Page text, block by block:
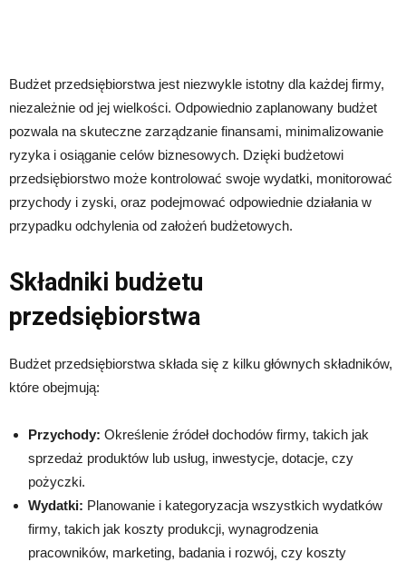
Budżet przedsiębiorstwa jest niezwykle istotny dla każdej firmy,
niezależnie od jej wielkości. Odpowiednio zaplanowany budżet
pozwala na skuteczne zarządzanie finansami, minimalizowanie
ryzyka i osiąganie celów biznesowych. Dzięki budżetowi
przedsiębiorstwo może kontrolować swoje wydatki, monitorować
przychody i zyski, oraz podejmować odpowiednie działania w
przypadku odchylenia od założeń budżetowych.
Składniki budżetu
przedsiębiorstwa
Budżet przedsiębiorstwa składa się z kilku głównych składników,
które obejmują:
Przychody: Określenie źródeł dochodów firmy, takich jak
sprzedaż produktów lub usług, inwestycje, dotacje, czy
pożyczki.
Wydatki: Planowanie i kategoryzacja wszystkich wydatków
firmy, takich jak koszty produkcji, wynagrodzenia
pracowników, marketing, badania i rozwój, czy koszty